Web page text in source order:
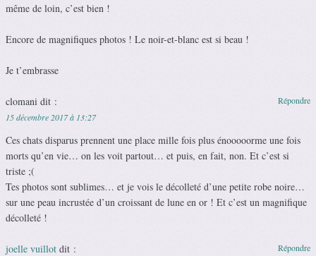
même de loin, c’est bien !
Encore de magnifiques photos ! Le noir-et-blanc est si beau !
Je t’embrasse
clomani dit :
15 décembre 2017 à 13:27
Ces chats disparus prennent une place mille fois plus énooooorme une fois
morts qu’en vie… on les voit partout… et puis, en fait, non. Et c’est si
triste ;(
Tes photos sont sublimes… et je vois le décolleté d’une petite robe noire…
sur une peau incrustée d’un croissant de lune en or ! Et c’est un magnifique
décolleté !
Répondre
joelle vuillot dit : Répondre